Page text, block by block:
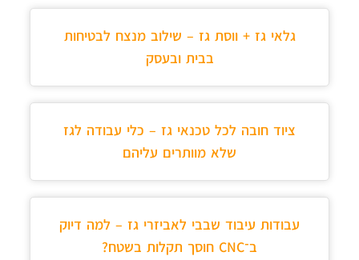
גלאי גז + ווסת גז – שילוב מנצח לבטיחות
בבית ובעסק
ציוד חובה לכל טכנאי גז – כלי עבודה לגז
שלא מוותרים עליהם
עבודות עיבוד שבבי לאביזרי גז – למה דיוק
ב־CNC חוסך תקלות בשטח?